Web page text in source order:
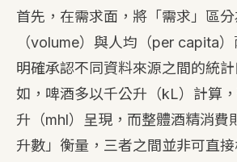
首先，在需求面，將「需求」區
（volume）與人均（per capita
明確承認不同資料來源之間的統
如，啤酒多以千公升（kL）計算
升（mhl）呈現，而整體酒精消費
升數」衡量，三者之間並非可直接